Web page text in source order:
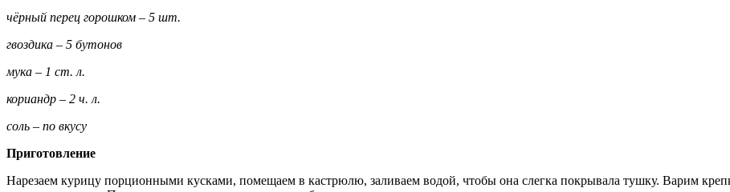
чёрный перец горошком – 5 шт.
гвоздика – 5 бутонов
мука – 1 ст. л.
кориандр – 2 ч. л.
соль – по вкусу
Приготовление
Нарезаем курицу порционными ку­сками, помещаем в кастрюлю, заливаем водой, чтобы она слегка покрывала тушку. Варим